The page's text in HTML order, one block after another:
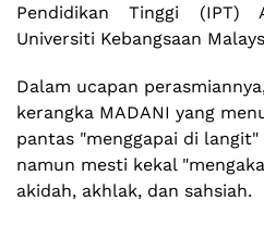
Pendidikan Tinggi (IPT)
Universiti Kebangsaan
Dalam ucapan
kerangka MADANI yang
pantas "menggapai di
namun mesti kekal
akidah, akhlak, dan sahsiah.